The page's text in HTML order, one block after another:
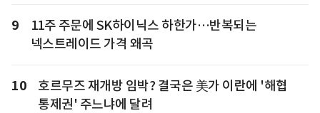
9
11주 주문에 SK하이닉스 하한가…반복되는
넥스트레이드 가격 왜곡
10
호르무즈 재개방 임박? 결국은 美가 이란에 '해협
통제권' 주느냐에 달려